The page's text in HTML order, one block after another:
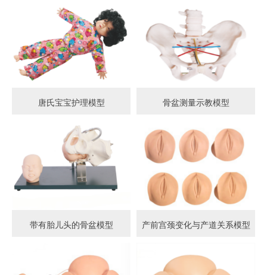
唐氏宝宝护理模型 骨盆测量示教模型
带有胎儿头的骨盆模型 产前宫颈变化与产道关系模型